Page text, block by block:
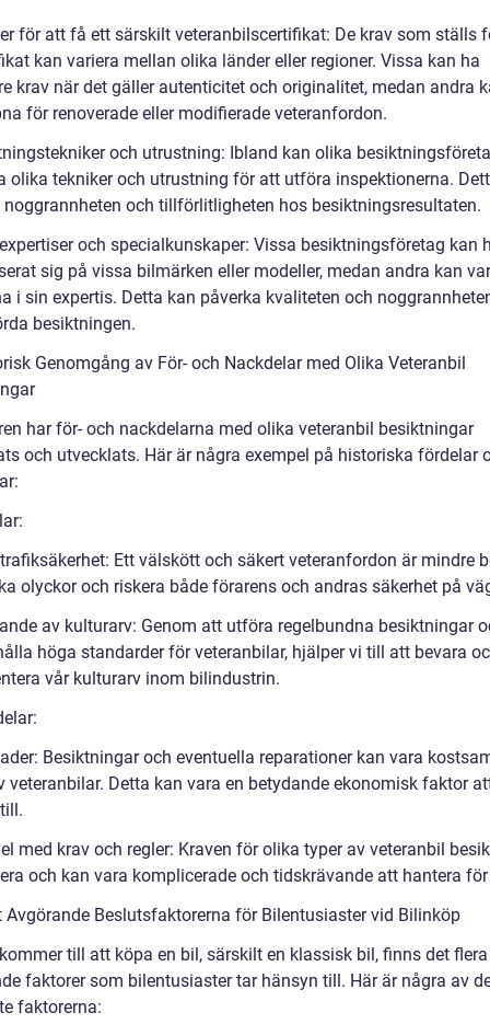
för att få ett särskilt veteranbilscertifikat: De krav som ställs
kan variera mellan olika länder eller regioner. Vissa kan ha
krav när det gäller autenticitet och originalitet, medan andra
för renoverade eller modifierade veteranfordon.
och utrustning: Ibland kan olika
olika tekniker och utrustning för att utföra inspektionerna.
noggrannheten och tillförlitligheten hos besiktningsresultaten.
och specialkunskaper: Vissa besiktningsföretag kan
sig på vissa bilmärken eller modeller, medan andra kan
i sin expertis. Detta kan påverka kvaliteten och
besiktningen.
Genomgång av För- och Nackdelar med Olika Veteranbil
har för- och nackdelarna med olika veteranbil besiktningar
och utvecklats. Här är några exempel på historiska fördelar
Ett välskött och säkert veteranfordon är mindre
olyckor och riskera både förarens och andras säkerhet på
av kulturarv: Genom att utföra regelbundna besiktningar
höga standarder för veteranbilar, hjälper vi till att bevara
vår kulturarv inom bilindustrin.
Besiktningar och eventuella reparationer kan vara
veteranbilar. Detta kan vara en betydande ekonomisk faktor
med krav och regler: Kraven för olika typer av veteranbil
och kan vara komplicerade och tidskrävande att hantera
Avgörande Beslutsfaktorerna för Bilentusiaster vid Bilinköp
till att köpa en bil, särskilt en klassisk bil, finns det flera
faktorer som bilentusiaster tar hänsyn till. Här är några av
faktorerna: